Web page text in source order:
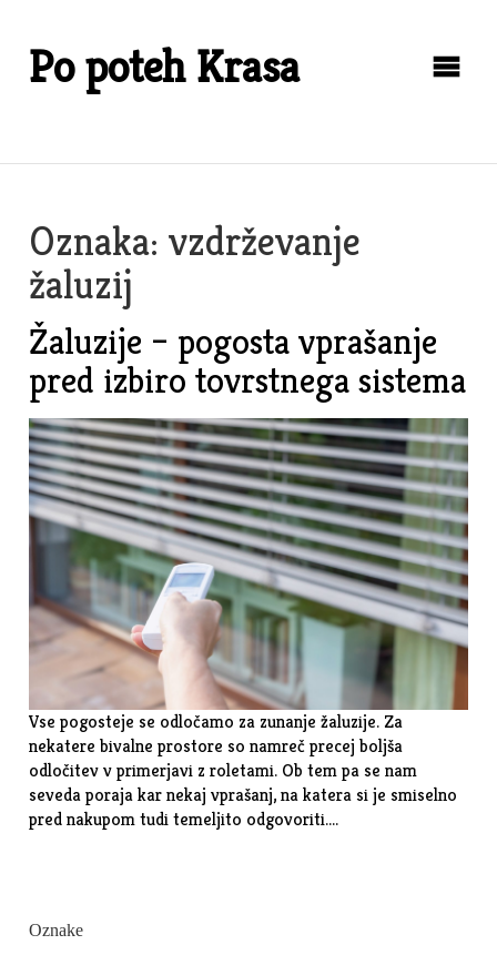
contentPo poteh Krasa
Oznaka:vzdrževanje
žaluzij
Žaluzije – pogosta vprašanje
pred izbiro tovrstnega sistema
Vse pogosteje se odločamo za zunanje žaluzije. Za
nekatere bivalne prostore so namreč precej boljša
odločitev v primerjavi z roletami. Ob tem pa se nam
seveda poraja kar nekaj vprašanj, na katera si je smiselno
pred nakupom tudi temeljito odgovoriti.…
Oznake